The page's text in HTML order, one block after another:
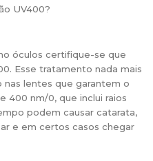
UV400?
óculos certifique-se que
Esse tratamento nada mais
lentes que garantem o
400 nm/0, que inclui raios
podem causar catarata,
e em certos casos chegar